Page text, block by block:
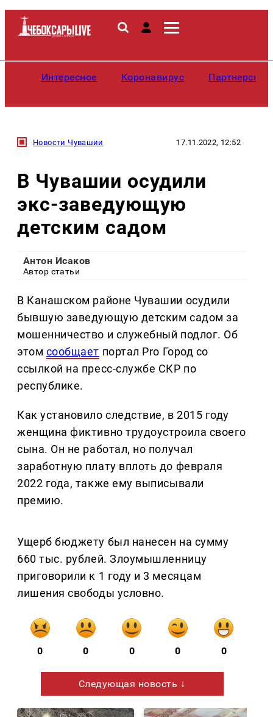
Интересное Коронавирус
Новости Чувашии 17.11.2022, 12:52
В Чувашии осудили
экс-заведующую
детским садом
Антон Исаков
Автор статьи
В Канашском районе Чувашии осудили
бывшую заведующую детским садом за
мошенничество и служебный подлог. Об
этом сообщает портал Pro Город со
ссылкой на пресс-службе СКР по
республике.
Как установило следствие, в 2015 году
женщина фиктивно трудоустроила своего
сына. Он не работал, но получал
заработную плату вплоть до февраля
2022 года, также ему выписывали
премию.
Ущерб бюджету был нанесен на сумму
660 тыс. рублей. Злоумышленницу
приговорили к 1 году и 3 месяцам
лишения свободы условно.
0 0 0 0 0
Следующая новость ↓